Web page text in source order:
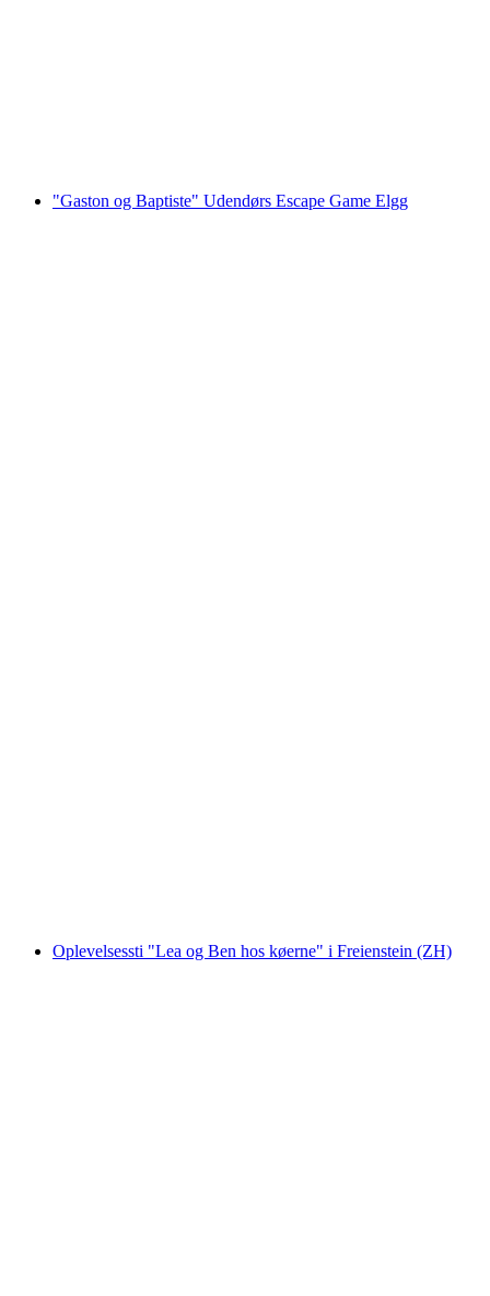
"Gaston og Baptiste" Udendørs Escape Game Elgg
Oplevelsessti "Lea og Ben hos køerne" i Freienstein (ZH)